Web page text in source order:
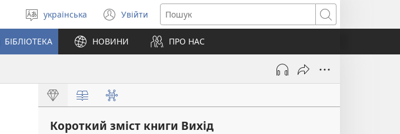
Вибрати
мову
українська Увійти
(відкривається
у
новому
вікні)
Пошук
БІБЛІОТЕКА НОВИНИ ПРО НАС
Короткий зміст книги Вихід